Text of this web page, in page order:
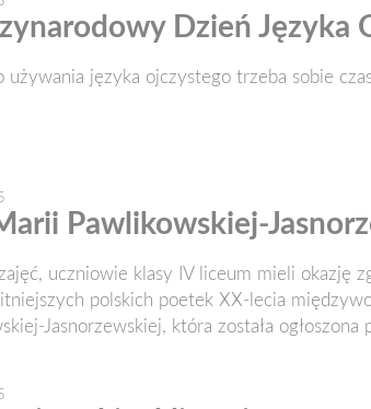
Dzień Języka
używania języka ojczystego trzeba sobie
Pawlikowskiej-
uczniowie klasy IV liceum mieli okazję
polskich poetek XX-lecia
Jasnorzewskiej, która została